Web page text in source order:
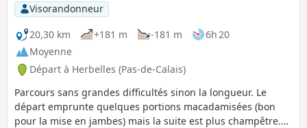
Visorandonneur
20,30 km
+181 m -181 m
6h 20
Moyenne
Départ à Herbelles (Pas-de-Calais)
Parcours sans grandes difficultés sinon la longueur. Le
départ emprunte quelques portions macadamisées (bon
pour la mise en jambes) mais la suite est plus champêtre.